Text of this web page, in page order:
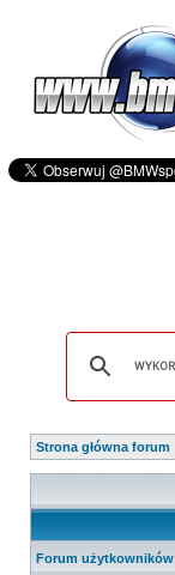
Strona główna forum
Forum użytkowników